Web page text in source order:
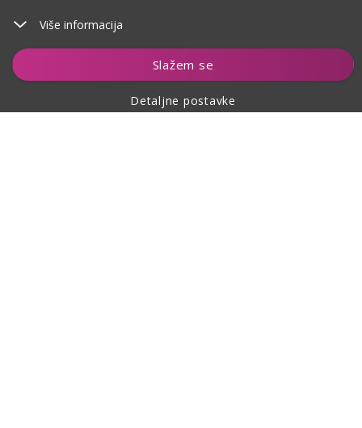
Više informacija
Slažem se
Detaljne postavke
Dodaj u košaricu